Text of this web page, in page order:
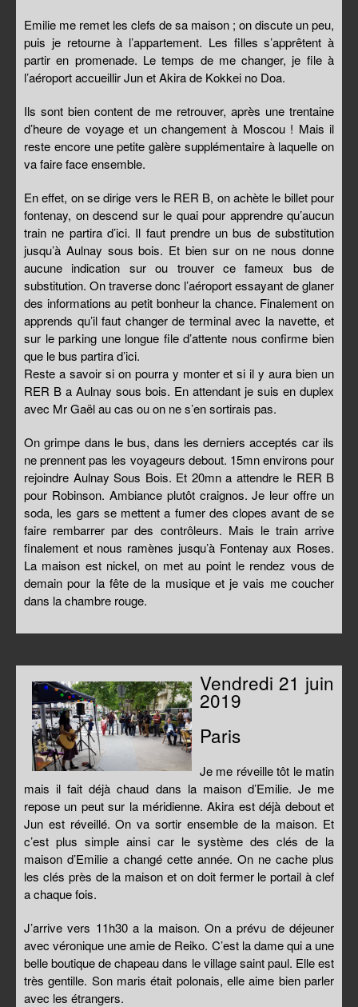
Emilie me remet les clefs de sa maison ; on discute un peu,
puis je retourne à l’appartement. Les filles s’apprêtent à
partir en promenade. Le temps de me changer, je file à
l’aéroport accueillir Jun et Akira de Kokkei no Doa.
Ils sont bien content de me retrouver, après une trentaine
d’heure de voyage et un changement à Moscou ! Mais il
reste encore une petite galère supplémentaire à laquelle on
va faire face ensemble.
En effet, on se dirige vers le RER B, on achète le billet pour
fontenay, on descend sur le quai pour apprendre qu’aucun
train ne partira d’ici. Il faut prendre un bus de substitution
jusqu’à Aulnay sous bois. Et bien sur on ne nous donne
aucune indication sur ou trouver ce fameux bus de
substitution. On traverse donc l’aéroport essayant de glaner
des informations au petit bonheur la chance. Finalement on
apprends qu’il faut changer de terminal avec la navette, et
sur le parking une longue file d’attente nous confirme bien
que le bus partira d’ici.
Reste a savoir si on pourra y monter et si il y aura bien un
RER B a Aulnay sous bois. En attendant je suis en duplex
avec Mr Gaël au cas ou on ne s’en sortirais pas.
On grimpe dans le bus, dans les derniers acceptés car ils
ne prennent pas les voyageurs debout. 15mn environs pour
rejoindre Aulnay Sous Bois. Et 20mn a attendre le RER B
pour Robinson. Ambiance plutôt craignos. Je leur offre un
soda, les gars se mettent a fumer des clopes avant de se
faire rembarrer par des contrôleurs. Mais le train arrive
finalement et nous ramènes jusqu’à Fontenay aux Roses.
La maison est nickel, on met au point le rendez vous de
demain pour la fête de la musique et je vais me coucher
dans la chambre rouge.
Vendredi 21 juin
2019
Paris
Je me réveille tôt le matin
mais il fait déjà chaud dans la maison d’Emilie. Je me
repose un peut sur la méridienne. Akira est déjà debout et
Jun est réveillé. On va sortir ensemble de la maison. Et
c’est plus simple ainsi car le système des clés de la
maison d’Emilie a changé cette année. On ne cache plus
les clés près de la maison et on doit fermer le portail à clef
a chaque fois.
J’arrive vers 11h30 a la maison. On a prévu de déjeuner
avec véronique une amie de Reiko. C’est la dame qui a une
belle boutique de chapeau dans le village saint paul. Elle est
très gentille. Son maris était polonais, elle aime bien parler
avec les étrangers.